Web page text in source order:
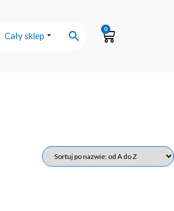
Cały sklep
0